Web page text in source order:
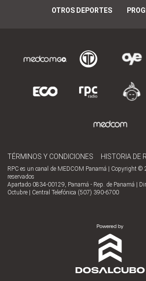
OTROS DEPORTES
TÉRMINOS Y CONDICIONES HISTORIA DE
RPC es un canal de MEDCOM Panamá | Copyright ©
reservados
Apartado 0834-00129, Panamá - Rep. de Panamá |
Octubre | Central Telefónica (507) 390-6700